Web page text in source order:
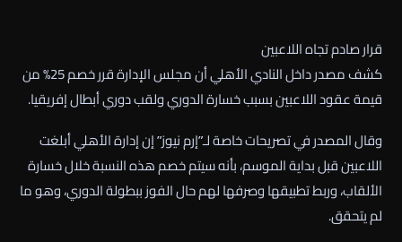
قرار صادم تجاه اللاعبين
كشف مصدر داخل النادي الأهلي أن مجلس الإدارة قرر خصم 25% من
قيمة عقود اللاعبين بسبب خسارة الدوري ولقب دوري أبطال إفريقيا.
وقال المصدر في تصريحات خاصة لـ”إرم نيوز” إن إدارة الأهلي أبلغت
اللاعبين قبل بداية الموسم، بأنه سيتم خصم هذه النسبة خلال خسارة
الألقاب، وربط تطبيقها وصرفها لهم حال الفوز ببطولة الدوري، وهو ما
لم يتحقق.